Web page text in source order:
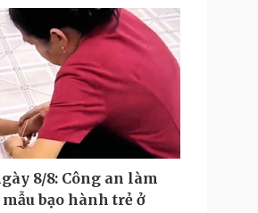
8/8: Công an làm
bạo hành trẻ ở